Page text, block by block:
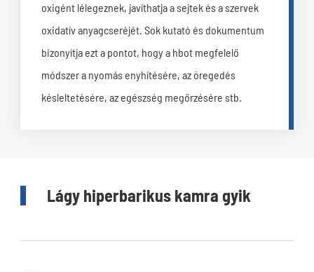
oxigént lélegeznek, javíthatja a sejtek és a szervek
oxidatív anyagcseréjét. Sok kutató és dokumentum
bizonyítja ezt a pontot, hogy a hbot megfelelő
módszer a nyomás enyhítésére, az öregedés
késleltetésére, az egészség megőrzésére stb.
Lágy hiperbarikus kamra gyik